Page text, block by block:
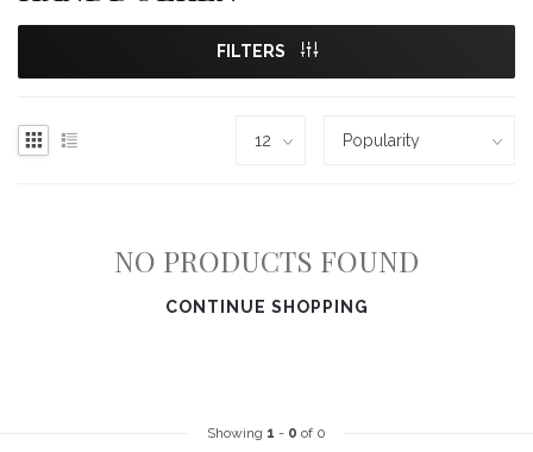
FILTERS
NO PRODUCTS FOUND
CONTINUE SHOPPING
Showing 1 - 0 of 0